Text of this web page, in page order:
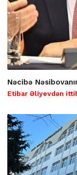
Nəcibə
Etibar Əliyevdən